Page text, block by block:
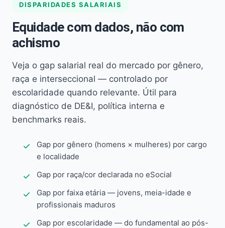
DISPARIDADES SALARIAIS
Equidade com dados, não com
achismo
Veja o gap salarial real do mercado por gênero,
raça e interseccional — controlado por
escolaridade quando relevante. Útil para
diagnóstico de DE&I, política interna e
benchmarks reais.
Gap por gênero (homens × mulheres) por cargo
e localidade
Gap por raça/cor declarada no eSocial
Gap por faixa etária — jovens, meia-idade e
profissionais maduros
Gap por escolaridade — do fundamental ao pós-